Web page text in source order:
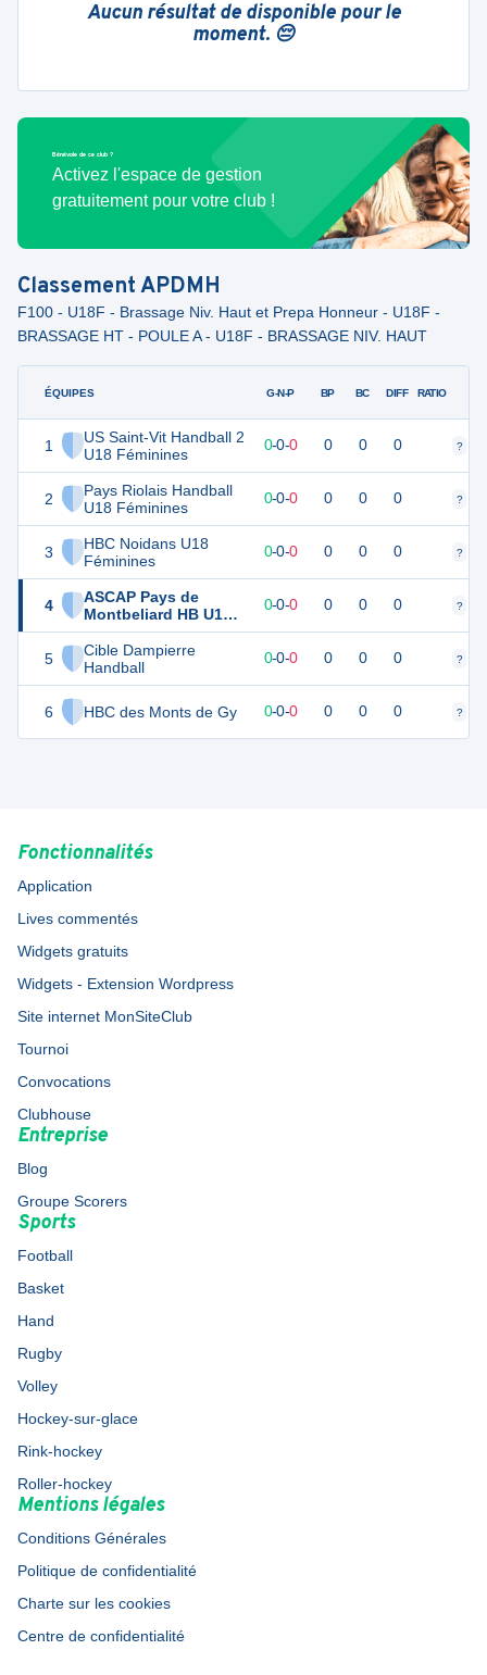
Aucun résultat de disponible pour le
moment. 😔
Bénévole de ce club ?
Activez l'espace de gestion
gratuitement pour votre club !
ClassementAPDMH
F100 - U18F - Brassage Niv. Haut et Prepa Honneur - U18F -
BRASSAGE HT - POULE A - U18F - BRASSAGE NIV. HAUT
ÉQUIPES
1
US Saint-Vit Handball 2
U18 Féminines
2
Pays Riolais Handball
U18 Féminines
3
HBC Noidans U18
Féminines
4
ASCAP Pays de
Montbeliard HB U18
Féminines
5
Cible Dampierre
Handball
6 HBC des Monts de Gy
G-N-P BP BC DIFF RATIO
0 0 0-0-0 0 0 0 ?
0 0 0-0-0 0 0 0 ?
0 0-0-0 0 0 0 ?
0 0-0-0 0 0 0 ?
0-0-0 0 0 0 ?
0 0 0-0-0 0 0 0 ?
Fonctionnalités
Application
Lives commentés
Widgets gratuits
Widgets - Extension Wordpress
Site internet MonSiteClub
Tournoi
Convocations
Clubhouse
Entreprise
Blog
Groupe Scorers
Sports
Football
Basket
Hand
Rugby
Volley
Hockey-sur-glace
Rink-hockey
Roller-hockey
Mentions légales
Conditions Générales
Politique de confidentialité
Charte sur les cookies
Centre de confidentialité